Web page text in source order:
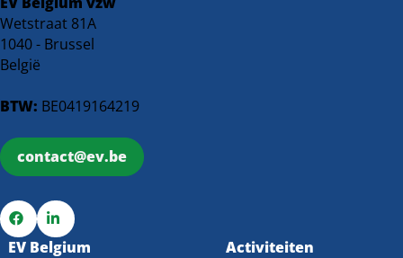
voor
een
duurzame
transitie
Wetstraat 81A
1040 - Brussel
België
BTW: BE0419164219
contact@ev.be
Ga
Ga
EV Belgium
Activiteiten